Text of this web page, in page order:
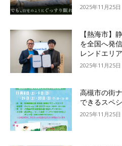
2025年11月25日
【熱海市】
を全国へ発
レンドエリ
2025年11月25日
高槻市の街
できるスペ
2025年11月25日